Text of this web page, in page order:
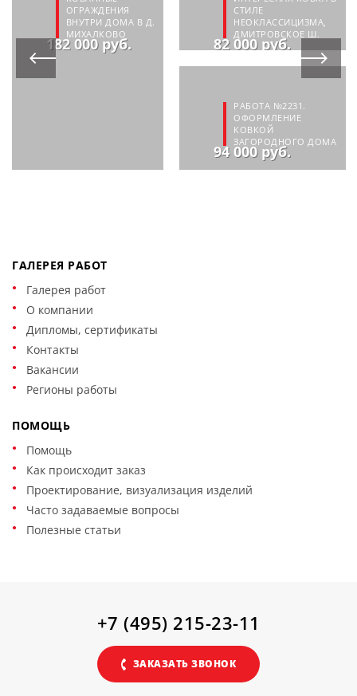
ОГРАЖДЕНИЯ
ВНУТРИ ДОМА В Д.
МИХАЛКОВО
182 000 руб.
СТИЛЕ
НЕОКЛАССИЦИЗМА,
ДМИТРОВСКОЕ Ш.
82 000 руб.
РАБОТА №2231.
ОФОРМЛЕНИЕ
КОВКОЙ
ЗАГОРОДНОГО ДОМА
94 000 руб.
ГАЛЕРЕЯ РАБОТ
Галерея работ
О компании
Дипломы, сертификаты
Контакты
Вакансии
Регионы работы
ПОМОЩЬ
Помощь
Как происходит заказ
Проектирование, визуализация изделий
Часто задаваемые вопросы
Полезные статьи
+7 (495) 215-23-11
ЗАКАЗАТЬ ЗВОНОК